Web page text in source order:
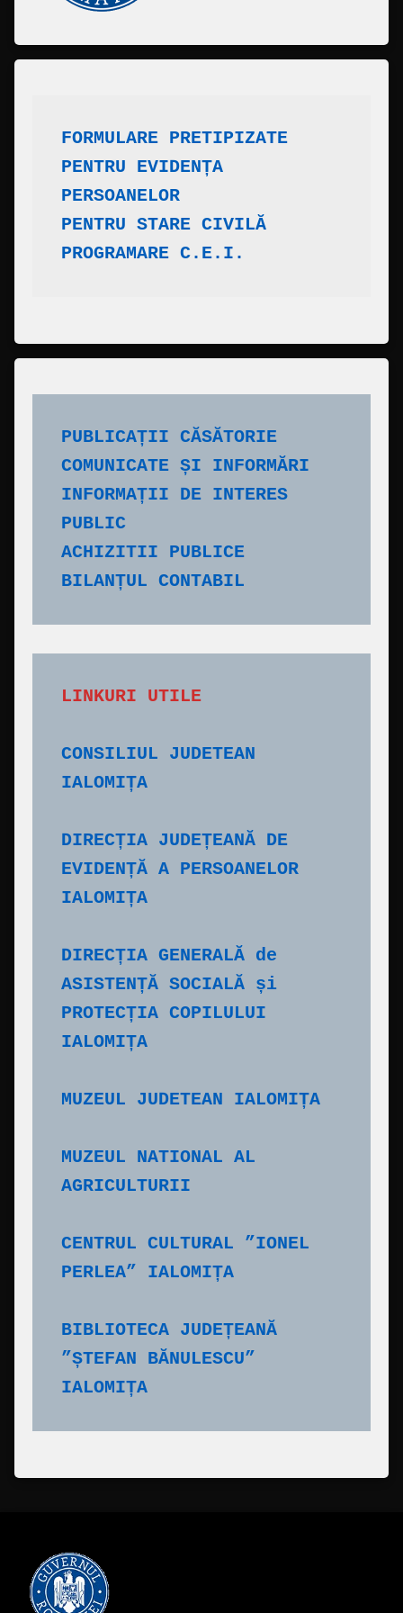
FORMULARE PRETIPIZATE
​PENTRU EVIDENȚA
PERSOANELOR
PENTRU STARE CIVILĂ
PROGRAMARE C.E.I.
PUBLICAȚII CĂSĂTORIE
COMUNICATE ȘI INFORMĂRI
INFORMAȚII DE INTERES
PUBLIC
ACHIZITII PUBLICE
BILANȚUL CONTABIL
CONSILIUL JUDETEAN
IALOMIȚA
DIRECȚIA JUDEȚEANĂ DE
EVIDENȚĂ A PERSOANELOR
IALOMIȚA
DIRECȚIA GENERALĂ de
ASISTENȚĂ SOCIALĂ și
PROTECȚIA COPILULUI
IALOMIȚA
MUZEUL JUDETEAN IALOMIȚA
MUZEUL NATIONAL AL
AGRICULTURII
CENTRUL CULTURAL ”IONEL
PERLEA” IALOMIȚA
BIBLIOTECA JUDEȚEANĂ
”ȘTEFAN BĂNULESCU”
IALOMIȚA